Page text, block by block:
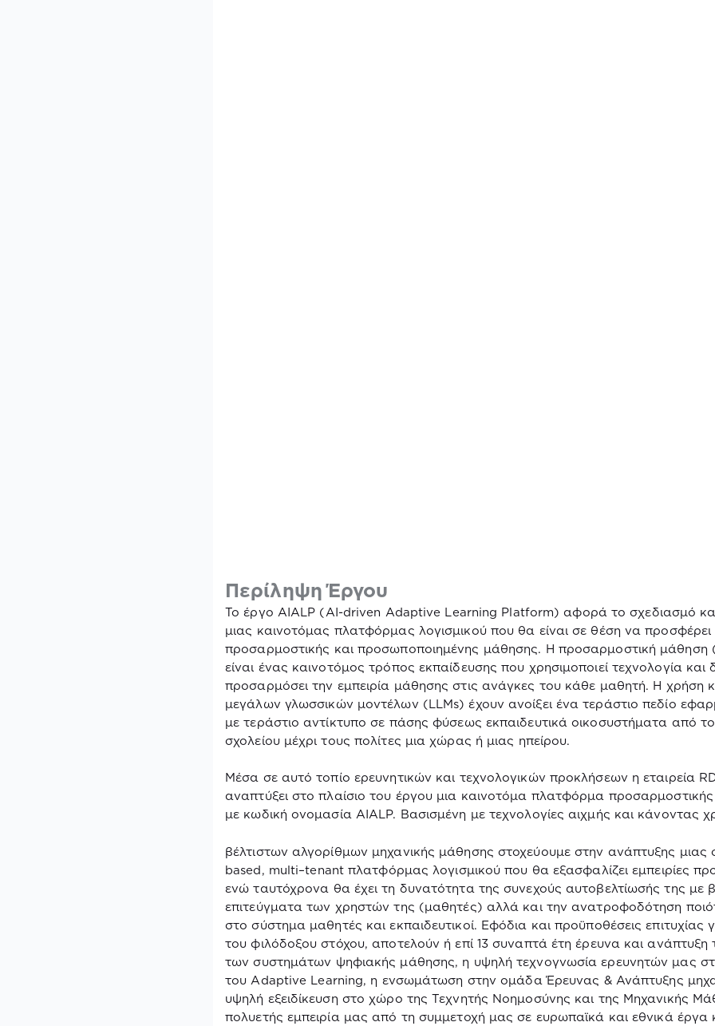
Περίληψη Έργου
Το έργο AIALP (ΑΙ-driven Adaptive Learning Platform) αφορά το σχεδιασμό
μιας καινοτόμας πλατφόρμας λογισμικού που θα είναι σε θέση να προσφέρει
προσαρμοστικής και προσωποποιημένης μάθησης. Η προσαρμοστική μάθηση
είναι ένας καινοτόμος τρόπος εκπαίδευσης που χρησιμοποιεί τεχνολογία
προσαρμόσει την εμπειρία μάθησης στις ανάγκες του κάθε μαθητή. Η χρήση
μεγάλων γλωσσικών μοντέλων (LLMs) έχουν ανοίξει ένα τεράστιο πεδίο
με τεράστιο αντίκτυπο σε πάσης φύσεως εκπαιδευτικά οικοσυστήματα από
σχολείου μέχρι τους πολίτες μια χώρας ή μιας ηπείρου.
Μέσα σε αυτό τοπίο ερευνητικών και τεχνολογικών προκλήσεων η εταιρεία
αναπτύξει στο πλαίσιο του έργου μια καινοτόμα πλατφόρμα
με κωδική ονομασία AIALP. Βασισμένη με τεχνολογίες αιχμής και κάνοντας
βέλτιστων αλγορίθμων μηχανικής μάθησης στοχεύουμε στην ανάπτυξης μιας
based, multi–tenantπλατφόρμας λογισμικού που θα εξασφαλίζει εμπειρίες
ενώ ταυτόχρονα θα έχει τη δυνατότητα της συνεχούς αυτοβελτίωσής της
επιτεύγματα των χρηστών της (μαθητές) αλλά και την ανατροφοδότηση
στο σύστημα μαθητές και εκπαιδευτικοί. Εφόδια και προϋποθέσεις επιτυχίας
του φιλόδοξου στόχου, αποτελούν ή επί 13 συναπτά έτη έρευνα και ανάπτυξη
των συστημάτων ψηφιακής μάθησης, η υψηλή τεχνογνωσία ερευνητών μας
τουAdaptive Learning, η ενσωμάτωση στην ομάδα Έρευνας & Ανάπτυξης
υψηλή εξειδίκευση στο χώρο της Τεχνητής Νοημοσύνης και της Μηχανικής
πολυετής εμπειρία μας από τη συμμετοχή μας σε ευρωπαϊκά και εθνικά έργα